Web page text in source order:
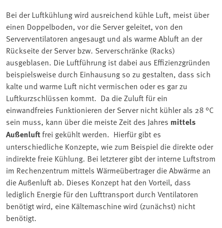
Bei der Luftkühlung wird ausreichend kühle Luft, meist über
einen Doppelboden, vor die Server geleitet, von den
Serverventilatoren angesaugt und als warme Abluft an der
Rückseite der Server bzw. Serverschränke (Racks)
ausgeblasen. Die Luftführung ist dabei aus Effizienzgründen
beispielsweise durch Einhausung so zu gestalten, dass sich
kalte und warme Luft nicht vermischen oder es gar zu
Luftkurzschlüssen kommt. Da die Zuluft für ein
einwandfreies Funktionieren der Server nicht kühler als 28 °C
sein muss, kann über die meiste Zeit des Jahres mittels
Außenluftfrei gekühlt werden. Hierfür gibt es
unterschiedliche Konzepte, wie zum Beispiel die direkte oder
indirekte freie Kühlung. Bei letzterer gibt der interne Luftstrom
im Rechenzentrum mittels Wärmeübertrager die Abwärme an
die Außenluft ab. Dieses Konzept hat den Vorteil, dass
lediglich Energie für den Lufttransport durch Ventilatoren
benötigt wird, eine Kältemaschine wird (zunächst) nicht
benötigt.